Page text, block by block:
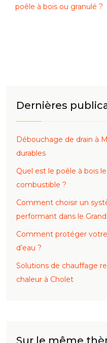
poêle à bois ou granulé ?
Dernières
Débouchage de drain à
durables
Quel est le poêle à bois
combustible ?
Comment choisir un
performant dans le
Comment protéger
d’eau ?
Solutions de chauffage
chaleur à Cholet
Sur le même